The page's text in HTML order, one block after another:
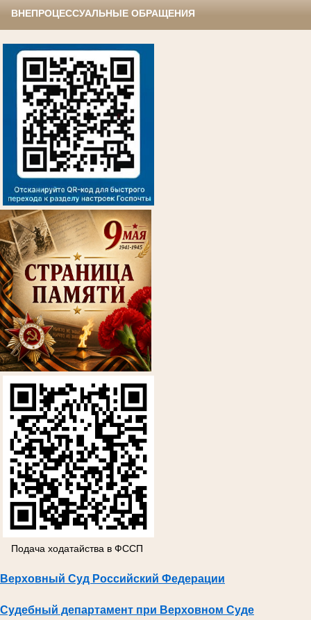
ВНЕПРОЦЕССУАЛЬНЫЕ ОБРАЩЕНИЯ
Подача ходатайства в ФССП
Верховный Суд Российский Федерации
Судебный департамент при Верховном Суде